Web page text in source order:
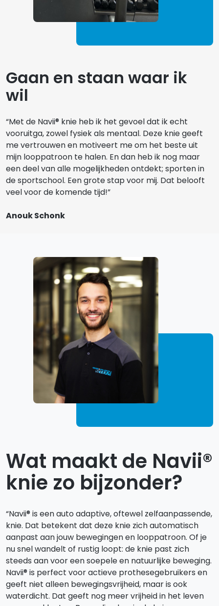
Gaan en staan waar ik
wil
“Met de Navii® knie heb ik het gevoel dat ik echt
vooruitga, zowel fysiek als mentaal. Deze knie geeft
me vertrouwen en motiveert me om het beste uit
mijn looppatroon te halen. En dan heb ik nog maar
een deel van alle mogelijkheden ontdekt; sporten in
de sportschool. Een grote stap voor mij. Dat belooft
veel voor de komende tijd!”
Anouk Schonk
Wat maakt de Navii®
knie zo bijzonder?
“Navii® is een auto adaptive, oftewel zelfaanpassende,
knie. Dat betekent dat deze knie zich automatisch
aanpast aan jouw bewegingen en looppatroon. Of je
nu snel wandelt of rustig loopt: de knie past zich
steeds aan voor een soepele en natuurlijke beweging.
Navii® is perfect voor actieve prothesegebruikers en
geeft niet alleen bewegingsvrijheid, maar is ook
waterdicht. Dat geeft nog meer vrijheid in het leven